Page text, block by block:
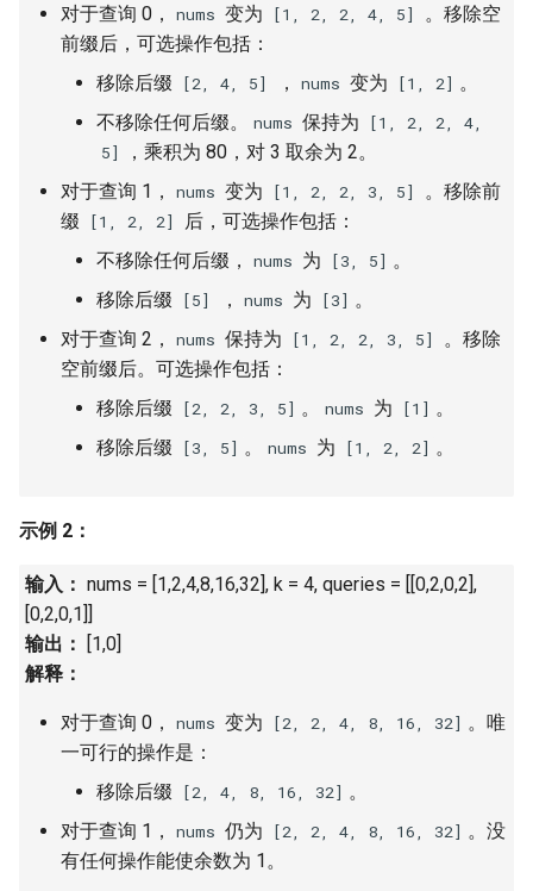
25. 合并两个排序的链表
26. 树的子结构
27. 二叉树的镜像
28. 对称的二叉树
29. 顺时针打印矩阵
30. 包含 min 函数的栈
32.1. 从上到下打印二叉树
33. 二叉搜索树的后序遍历序
列
34. 二叉树中和为某一值的路
35. 复杂链表的复制
36. 二叉搜索树与双向链表
21. 删除链表的倒数第 n 个结
22. 链表中环的入口节点
23. 两个链表的第一个重合节
24. 反转链表
25. 链表中的两数相加
27. 回文链表
30. 插入、删除和随机访问都
是 O(1) 的容器
31. 最近最少使用缓存
32. 有效的变位词
33. 变位词组
3.6. 动物收容所
4.1. 节点间通路
4.2. 最小高度树
4.3. 特定深度节点链表
4.4. 检查平衡性
4.5. 合法二叉搜索树
4.6. 后继者
4.8. 首个共同祖先
4.10. 检查子树
4.12. 求和路径
5.1. 插入
5.2. 二进制数转字符串
5.4. 下一个数
对于查询 0， nums 变为 [1, 2, 2, 4, 5]
。移除空
前缀后，可选操作包括：
移除后缀
[2, 4, 5] ， nums 变为 [1, 2] 。
不移除任何后缀。
nums 保持为
[1, 2, 2, 4,
5]
，乘积为 80，对 3 取余为 2。
对于查询 1，
nums 变为 [1, 2, 2, 3, 5]
。移除前
缀
[1, 2, 2]
后，可选操作包括：
不移除任何后缀，
nums 为 [3, 5] 。
移除后缀
[5] ， nums 为 [3] 。
对于查询 2，
nums 保持为 [1, 2, 2, 3, 5]
。移除
空前缀后。可选操作包括：
移除后缀
[2, 2, 3, 5] 。 nums 为 [1] 。
移除后缀
[3, 5] 。 nums 为 [1, 2, 2] 。
示例 2：
输入： nums = [1,2,4,8,16,32], k = 4, queries = [[0,2,0,2],
[0,2,0,1]]
输出：
[1,0]
解释：
对于查询 0， nums 变为 [2, 2, 4, 8, 16, 32] 。唯
一可行的操作是：
移除后缀
[2, 4, 8, 16, 32] 。
对于查询 1，
nums 仍为 [2, 2, 4, 8, 16, 32] 。没
有任何操作能使余数为 1。